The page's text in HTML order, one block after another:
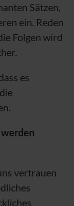
Sätzen,
ein. Reden
Folgen wird
es
vertrauen